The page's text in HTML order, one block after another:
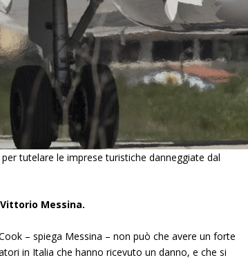
tutelare le imprese turistiche danneggiate dal
Vittorio Messina.
– spiega Messina – non può che avere un forte
in Italia che hanno ricevuto un danno, e che si